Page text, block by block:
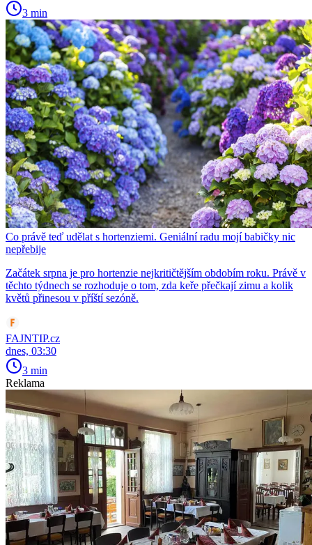
3 min
Co právě teď udělat s hortenziemi. Geniální radu mojí babičky nic
nepřebije
Začátek srpna je pro hortenzie nejkritičtějším obdobím roku. Právě v
těchto týdnech se rozhoduje o tom, zda keře přečkají zimu a kolik
květů přinesou v příští sezóně.
FAJNTIP.cz
dnes, 03:30
3 min
Reklama